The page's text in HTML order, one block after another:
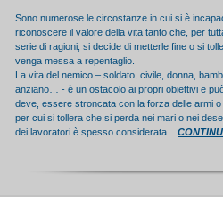
Sono numerose le circostanze in cui si è
riconoscere il valore della vita tanto che, per
serie di ragioni, si decide di metterle fine o si
venga messa a repentaglio.
La vita del nemico – soldato, civile, donna,
anziano… - è un ostacolo ai propri obiettivi e
deve, essere stroncata con la forza delle armi
per cui si tollera che si perda nei mari o nei
dei lavoratori è spesso considerata...